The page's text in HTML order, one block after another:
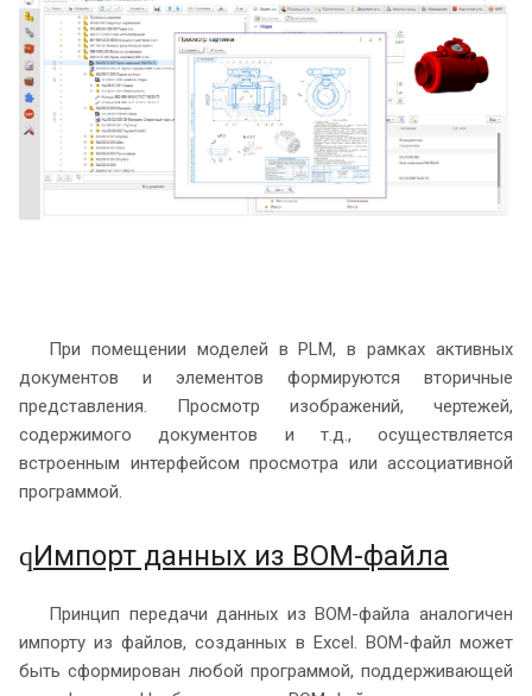
При помещении моделей в PLM, в рамках активных
документов и элементов формируются вторичные
представления. Просмотр изображений, чертежей,
содержимого документов и т.д., осуществляется
встроенным интерфейсом просмотра или ассоциативной
программой.
qИмпорт данных из ВОМ-файла
Принцип передачи данных из ВОМ-файла аналогичен
импорту из файлов, созданных в Excel. ВОМ-файл может
быть сформирован любой программой, поддерживающей